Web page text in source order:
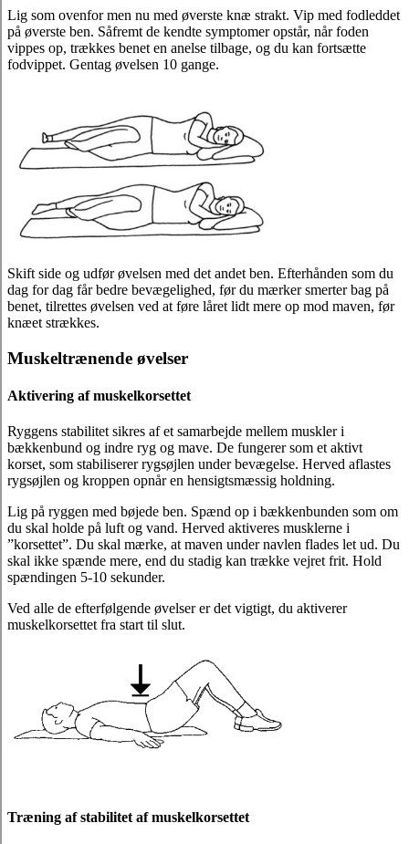
Lig som ovenfor men nu med øverste knæ strakt. Vip med fodleddet
på øverste ben. Såfremt de kendte symptomer opstår, når foden
vippes op, trækkes benet en anelse tilbage, og du kan fortsætte
fodvippet. Gentag øvelsen 10 gange.
Skift side og udfør øvelsen med det andet ben. Efterhånden som du
dag for dag får bedre bevægelighed, før du mærker smerter bag på
benet, tilrettes øvelsen ved at føre låret lidt mere op mod maven, før
knæet strækkes.
Muskeltrænende øvelser
Aktivering af muskelkorsettet
Ryggens stabilitet sikres af et samarbejde mellem muskler i
bækkenbund og indre ryg og mave. De fungerer som et aktivt
korset, som stabiliserer rygsøjlen under bevægelse. Herved aflastes
rygsøjlen og kroppen opnår en hensigtsmæssig holdning.
Lig på ryggen med bøjede ben. Spænd op i bækkenbunden som om
du skal holde på luft og vand. Herved aktiveres musklerne i
”korsettet”. Du skal mærke, at maven under navlen flades let ud. Du
skal ikke spænde mere, end du stadig kan trække vejret frit. Hold
spændingen 5-10 sekunder.
Ved alle de efterfølgende øvelser er det vigtigt, du aktiverer
muskelkorsettet fra start til slut.
Træning af stabilitet af muskelkorsettet